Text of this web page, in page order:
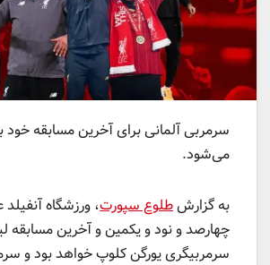
سرمربی آلمانی برای آخرین مسابقه خود
می‌شود.
به گزارشطلوع سپورت، ورزشگاه
چهارصد و نود و یکمین و آخرین مسابقه
سرمربیگری یورگن کلوپ خواهد بود و